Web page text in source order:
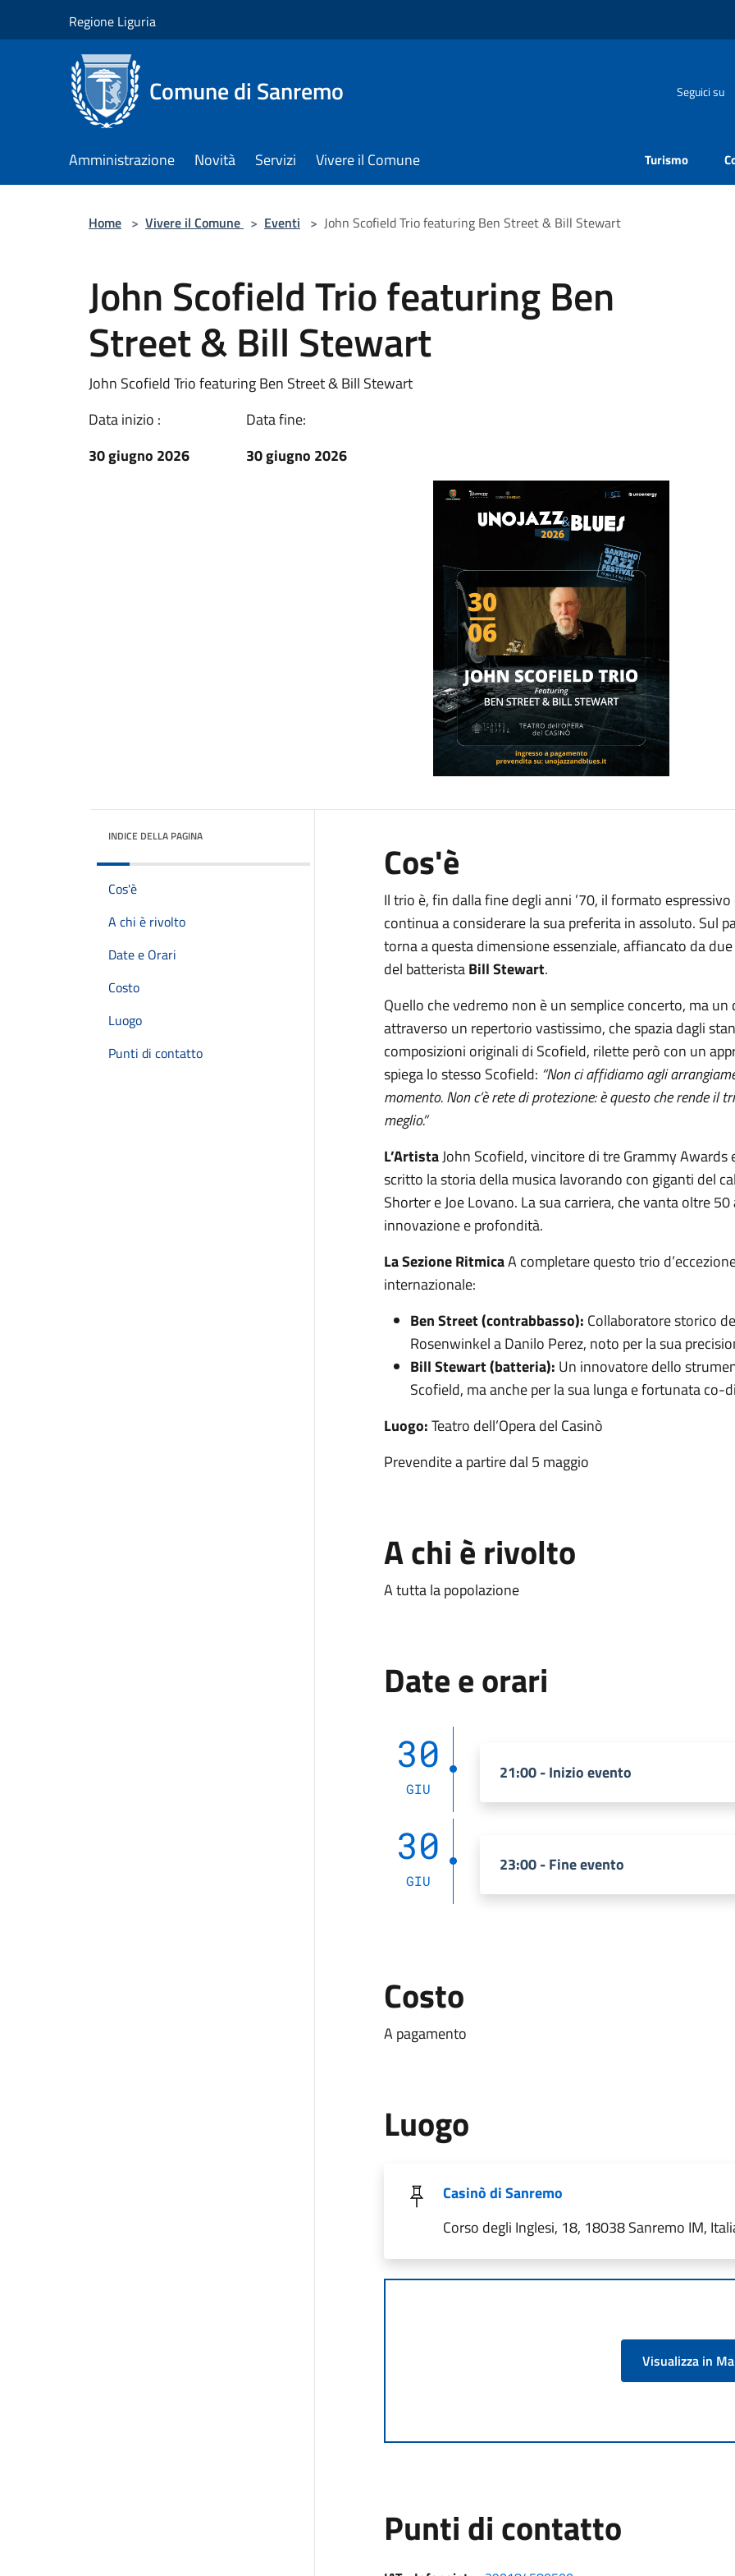
Regione Liguria
Comune di Sanremo Seguici su
Amministrazione Novità Servizi Vivere il Comune Turismo
Home > Vivere il Comune > Eventi > John Scofield Trio featuring Ben Street & Bill Stewart
John Scofield Trio featuring Ben
Street & Bill Stewart
John Scofield Trio featuring Ben Street & Bill Stewart
Data inizio :
30 giugno 2026
Data fine:
30 giugno 2026
INDICE DELLA PAGINA
Cos'è
A chi è rivolto
Date e Orari
Costo
Luogo
Punti di contatto
Cos'è
Il trio è, fin dalla fine degli anni ’70, il formato
continua a considerare la sua preferita in assoluto. Sul
torna a questa dimensione essenziale, affiancato da
del batteristaBill Stewart.
Quello che vedremo non è un semplice concerto, ma
attraverso un repertorio vastissimo, che spazia dagli
composizioni originali di Scofield, rilette però con un
spiega lo stesso Scofield: “Non ci affidiamo agli
momento. Non c’è rete di protezione: è questo che rende
meglio.”
L’ArtistaJohn Scofield, vincitore di tre Grammy Awards
scritto la storia della musica lavorando con giganti del
Shorter e Joe Lovano. La sua carriera, che vanta oltre
innovazione e profondità.
La Sezione RitmicaA completare questo trio
internazionale:
Ben Street (contrabbasso): Collaboratore storico
Rosenwinkel a Danilo Perez, noto per la sua
Bill Stewart (batteria): Un innovatore dello
Scofield, ma anche per la sua lunga e fortunata
Luogo:Teatro dell’Opera del Casinò
Prevendite a partire dal 5 maggio
A chi è rivolto
A tutta la popolazione
Date e orari
30
GIU
21:00 - Inizio evento
30
GIU
23:00 - Fine evento
Costo
A pagamento
Luogo
Casinò di Sanremo
Corso degli Inglesi, 18, 18038 Sanremo IM,
Visualizza in
Punti di contatto